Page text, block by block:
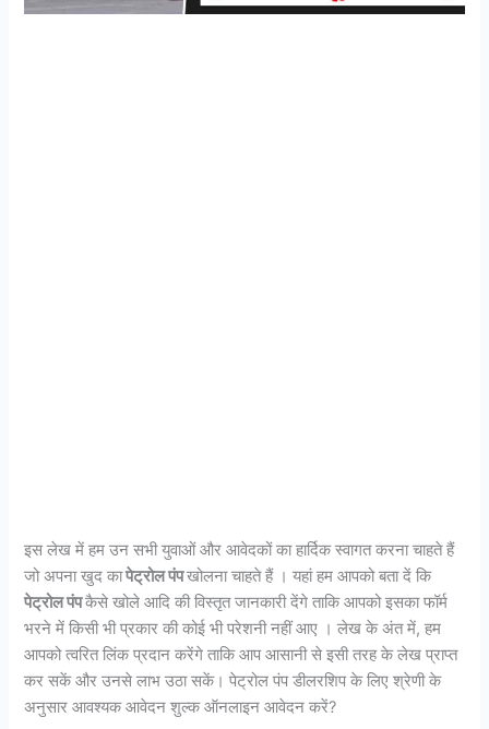
इस लेख में हम उन सभी युवाओं और आवेदकों का हार्दिक स्वागत करना चाहते हैं
जो अपना खुद कापेट्रोल पंपखोलना चाहते हैं । यहां हम आपको बता दें कि
पेट्रोल पंपकैसे खोले आदि की विस्तृत जानकारी देंगे ताकि आपको इसका फॉर्म
भरने में किसी भी प्रकार की कोई भी परेशनी नहीं आए । लेख के अंत में, हम
आपको त्वरित लिंक प्रदान करेंगे ताकि आप आसानी से इसी तरह के लेख प्राप्त
कर सकें और उनसे लाभ उठा सकें। पेट्रोल पंप डीलरशिप के लिए श्रेणी के
अनुसार आवश्यक आवेदन शुल्क ऑनलाइन आवेदन करें?